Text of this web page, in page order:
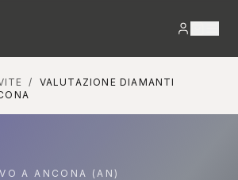
/
VALUTAZIONE DIAMANTI
AANCONA (AN)